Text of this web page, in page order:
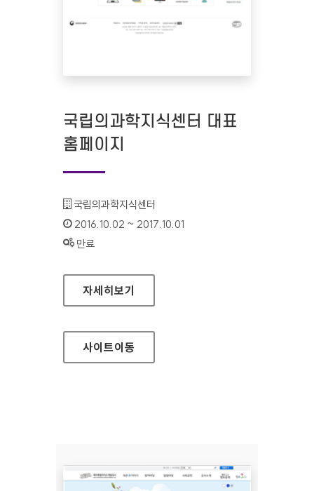
국립의과학지식센터 대표
홈페이지
기관명 :
국립의과학지식센터
인증기간 :
2016.10.02 ~ 2017.10.01
상태 :
만료
국립의과학지식센터 대표 홈페이지
자세히보기
사이트이동